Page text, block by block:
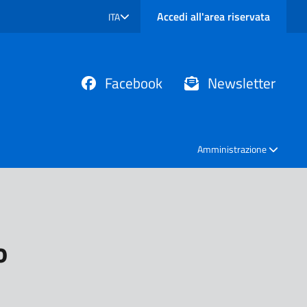
SELEZIONE LINGUA: LINGUA SELEZIONATA
ITA Accedi all'area riservata
Facebook Newsletter
Amministrazione